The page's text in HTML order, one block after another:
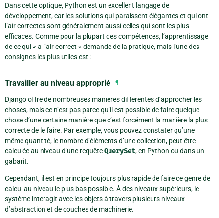
Dans cette optique, Python est un excellent langage de
développement, car les solutions qui paraissent élégantes et qui ont
l’air correctes sont généralement aussi celles qui sont les plus
efficaces. Comme pour la plupart des compétences, l’apprentissage
de ce qui « a l’air correct » demande de la pratique, mais l’une des
consignes les plus utiles est :
Travailler au niveau approprié ¶
Django offre de nombreuses manières différentes d’approcher les
choses, mais ce n’est pas parce qu’il est possible de faire quelque
chose d’une certaine manière que c’est forcément la manière la plus
correcte de le faire. Par exemple, vous pouvez constater qu’une
même quantité, le nombre d’éléments d’une collection, peut être
calculée au niveau d’une requêteQuerySet, en Python ou dans un
gabarit.
Cependant, il est en principe toujours plus rapide de faire ce genre de
calcul au niveau le plus bas possible. À des niveaux supérieurs, le
système interagit avec les objets à travers plusieurs niveaux
d’abstraction et de couches de machinerie.